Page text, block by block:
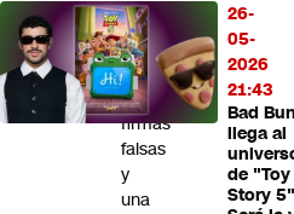
26-
05-
2026
21:43
Bad
llega al
de "Toy
Story
Una
querella
por
presuntas
firmas
falsas
y
una